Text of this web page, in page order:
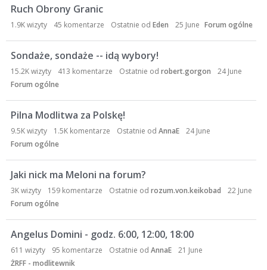
Ruch Obrony Granic
1.9Kwizyty 45 komentarze Ostatnie od Eden 25 June Forum ogólne
Sondaże, sondaże -- idą wybory!
15.2Kwizyty 413 komentarze Ostatnie od robert.gorgon
24 June
Forum ogólne
Pilna Modlitwa za Polskę!
9.5Kwizyty 1.5K komentarze Ostatnie od AnnaE
24 June
Forum ogólne
Jaki nick ma Meloni na forum?
3Kwizyty 159 komentarze Ostatnie od rozum.von.keikobad
22 June
Forum ogólne
Angelus Domini - godz. 6:00, 12:00, 18:00
611 wizyty 95 komentarze Ostatnie od AnnaE
21 June
ŻRFF - modlitewnik